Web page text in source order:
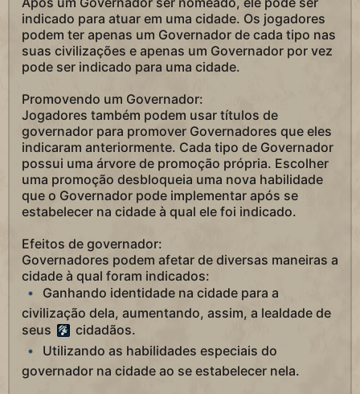
indicado para atuar em uma cidade. Os jogadores
podem ter apenas um Governador de cada tipo nas
suas civilizações e apenas um Governador por vez
pode ser indicado para uma cidade.
Promovendo um Governador:
Jogadores também podem usar títulos de
governador para promover Governadores que eles
indicaram anteriormente. Cada tipo de Governador
possui uma árvore de promoção própria. Escolher
uma promoção desbloqueia uma nova habilidade
que o Governador pode implementar após se
estabelecer na cidade à qual ele foi indicado.
Efeitos de governador:
Governadores podem afetar de diversas maneiras a
cidade à qual foram indicados:
Ganhando identidade na cidade para a
civilização dela, aumentando, assim, a lealdade de
seus
cidadãos.
Utilizando as habilidades especiais do
governador na cidade ao se estabelecer nela.